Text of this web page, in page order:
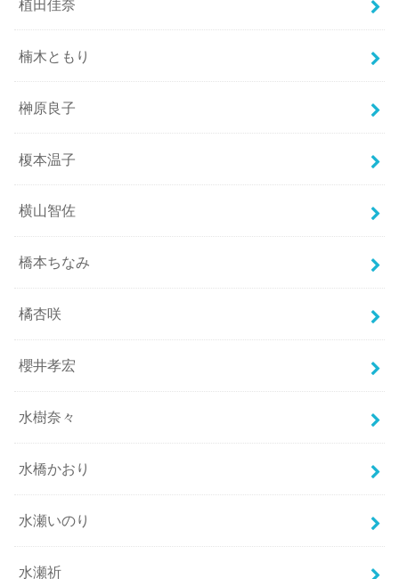
植田佳奈
楠木ともり
榊原良子
榎本温子
横山智佐
橋本ちなみ
橘杏咲
櫻井孝宏
水樹奈々
水橋かおり
水瀬いのり
水瀬祈